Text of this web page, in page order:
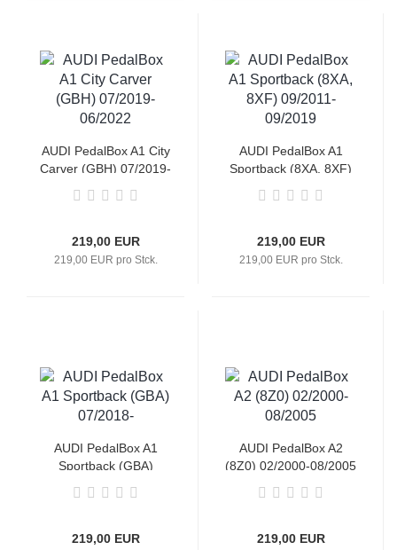
AUDI PedalBox A1 City
Carver (GBH) 07/2019-
219,00 EUR
219,00 EUR pro Stck.
AUDI PedalBox A1
Sportback (8XA, 8XF)
219,00 EUR
219,00 EUR pro Stck.
AUDI PedalBox A1
Sportback (GBA)
219,00 EUR
AUDI PedalBox A2
(8Z0) 02/2000-08/2005
219,00 EUR